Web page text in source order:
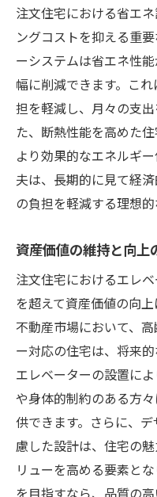
注文住宅における省エ
ングコストを抑える重
ーシステムは省エネ性
幅に削減できます。こ
担を軽減し、月々の支
た、断熱性能を高めた
より効果的なエネルギ
夫は、長期的に見て経
の負担を軽減する理想
資産価値の維持と向上
注文住宅におけるエレ
を超えて資産価値の向
不動産市場において、
ー対応の住宅は、将来
エレベーターの設置に
や身体的制約のある方
供できます。さらに、
慮した設計は、住宅の
リューを高める要素と
を目指すなら、品質の